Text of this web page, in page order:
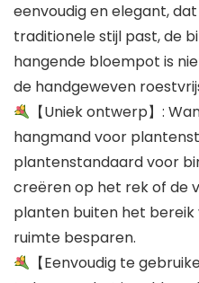
eenvoudig en elegant,
traditionele stijl past, de
hangende bloempot is
de handgeweven
【Uniek ontwerp】:
hangmand voor
plantenstandaard voor
creëren op het rek of de
planten buiten het bereik
ruimte besparen.
【Eenvoudig te